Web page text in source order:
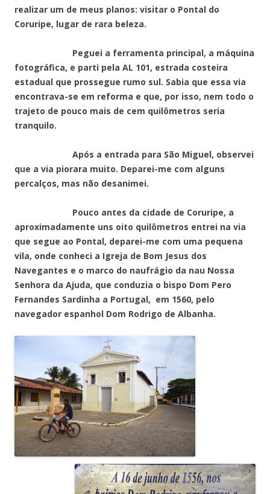
realizar um de meus planos: visitar o Pontal do
Coruripe, lugar de rara beleza.
Peguei a ferramenta principal, a máquina
fotográfica, e parti pela AL 101, estrada costeira
estadual que prossegue rumo sul. Sabia que essa via
encontrava-se em reforma e que, por isso, nem todo o
trajeto de pouco mais de cem quilômetros seria
tranquilo.
Após a entrada para São Miguel, observei
que a via piorara muito. Deparei-me com alguns
percalços, mas não desanimei.
Pouco antes da cidade de Coruripe, a
aproximadamente uns oito quilômetros entrei na via
que segue ao Pontal, deparei-me com uma pequena
vila, onde conheci a Igreja de Bom Jesus dos
Navegantes e o marco do naufrágio da nau Nossa
Senhora da Ajuda, que conduzia o bispo Dom Pero
Fernandes Sardinha a Portugal, em 1560, pelo
navegador espanhol Dom Rodrigo de Albanha.